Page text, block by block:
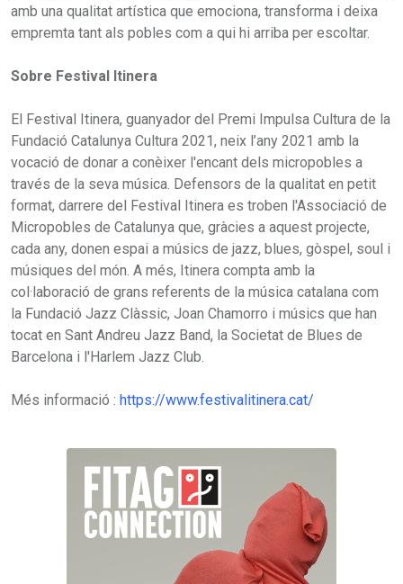
amb una qualitat artística que emociona, transforma i deixa
empremta tant als pobles com a qui hi arriba per escoltar.
Sobre Festival Itinera
El Festival Itinera, guanyador del Premi Impulsa Cultura de la
Fundació Catalunya Cultura 2021, neix l’any 2021 amb la
vocació de donar a conèixer l'encant dels micropobles a
través de la seva música. Defensors de la qualitat en petit
format, darrere del Festival Itinera es troben l'Associació de
Micropobles de Catalunya que, gràcies a aquest projecte,
cada any, donen espai a músics de jazz, blues, gòspel, soul i
músiques del món. A més, Itinera compta amb la
col·laboració de grans referents de la música catalana com
la Fundació Jazz Clàssic, Joan Chamorro i músics que han
tocat en Sant Andreu Jazz Band, la Societat de Blues de
Barcelona i l'Harlem Jazz Club.
Més informació : https://www.festivalitinera.cat/